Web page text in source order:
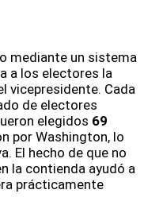
mediante un sistema
a los electores la
vicepresidente. Cada
de electores
elegidos 69
por Washington, lo
El hecho de que no
la contienda ayudó a
prácticamente